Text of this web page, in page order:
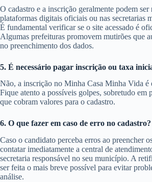
O cadastro e a inscrição geralmente podem ser
plataformas digitais oficiais ou nas secretarias
É fundamental verificar se o site acessado é
Algumas prefeituras promovem mutirões que
no preenchimento dos dados.
5. É necessário pagar inscrição ou taxa
Não, a inscrição no Minha Casa Minha Vida é
Fique atento a possíveis golpes, sobretudo em
que cobram valores para o cadastro.
6. O que fazer em caso de erro no cadastro?
Caso o candidato perceba erros ao preencher
contatar imediatamente a central de
secretaria responsável no seu município. A
ser feita o mais breve possível para evitar
análise.